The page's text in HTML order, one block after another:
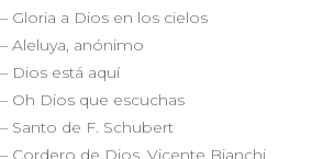
– Gloria a Dios en los cielos
– Aleluya, anónimo
– Dios está aquí
– Oh Dios que escuchas
– Santo de F. Schubert
– Cordero de Dios, Vicente Bianchi